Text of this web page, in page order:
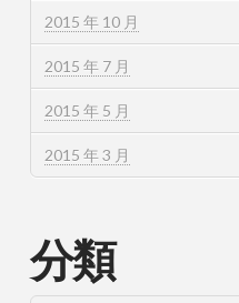
2015 年 10 月
2015 年 7 月
2015 年 5 月
2015 年 3 月
分類